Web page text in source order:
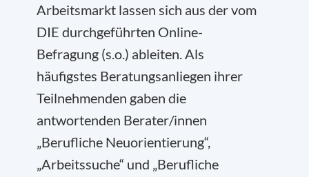
Arbeitsmarkt lassen sich aus der vom
DIE durchgeführten Online-
Befragung (s.o.) ableiten. Als
häufigstes Beratungsanliegen ihrer
Teilnehmenden gaben die
antwortenden Berater/innen
„Berufliche Neuorientierung“,
„Arbeitssuche“ und „Berufliche